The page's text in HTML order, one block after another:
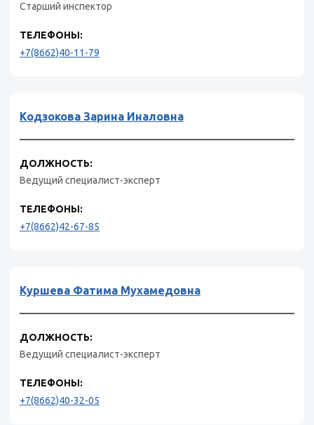
Старший инспектор
ТЕЛЕФОНЫ:
+7(8662)40-11-79
Кодзокова Зарина Иналовна
ДОЛЖНОСТЬ:
Ведущий специалист-эксперт
ТЕЛЕФОНЫ:
+7(8662)42-67-85
Куршева Фатима Мухамедовна
ДОЛЖНОСТЬ:
Ведущий специалист-эксперт
ТЕЛЕФОНЫ:
+7(8662)40-32-05